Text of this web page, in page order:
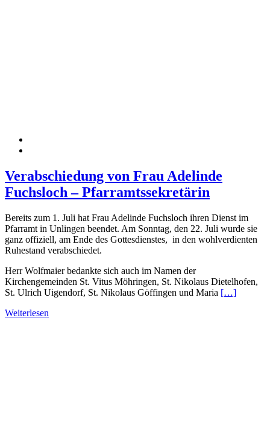
Verabschiedung von Frau Adelinde
Fuchsloch – Pfarramtssekretärin
Bereits zum 1. Juli hat Frau Adelinde Fuchsloch ihren Dienst im
Pfarramt in Unlingen beendet. Am Sonntag, den 22. Juli wurde sie
ganz offiziell, am Ende des Gottesdienstes, in den wohlverdienten
Ruhestand verabschiedet.
Herr Wolfmaier bedankte sich auch im Namen der
Kirchengemeinden St. Vitus Möhringen, St. Nikolaus Dietelhofen,
St. Ulrich Uigendorf, St. Nikolaus Göffingen und Maria […]
Weiterlesen